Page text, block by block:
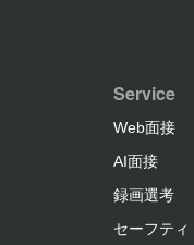
Service
Web面接
AI面接
録画選考
セーフティ